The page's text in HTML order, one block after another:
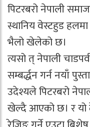
पिटरबरो नेपाली
स्थानिय वेस्टहुड
भैलो खेलेको छ।
त्यसो त् नेपाली
सम्बर्द्धन गर्न नयाँ
उदेश्यले पिटरबरो
खेल्दै आएको छ। र यो